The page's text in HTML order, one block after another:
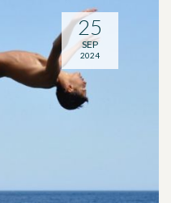
25
SEP
2024